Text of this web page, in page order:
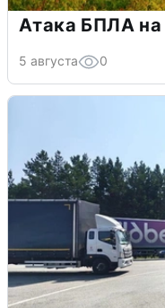
Атака БПЛА
5 августа 0